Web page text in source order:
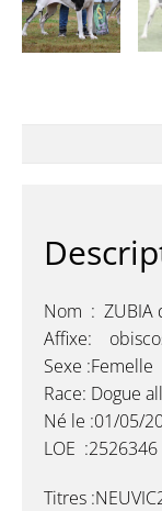
Nom : ZUBIA
Affixe:
Sexe :Femelle
Race: Dogue
Né le :01/05/
LOE :2526346
Titres